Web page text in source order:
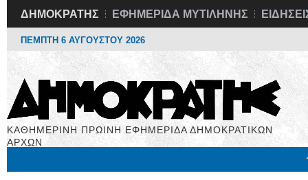
ΔΗΜΟΚΡΑΤΗΣ ΕΦΗΜΕΡΙΔΑ ΜΥΤΙΛΗΝΗΣ
ΠΕΜΠΤΗ 6 ΑΥΓΟΥΣΤΟΥ 2026
ΚΑΘΗΜΕΡΙΝΗ ΠΡΩΙΝΗ ΕΦΗΜΕΡΙΔΑ ΔΗΜΟΚΡΑΤΙΚΩΝ
ΑΡΧΩΝ